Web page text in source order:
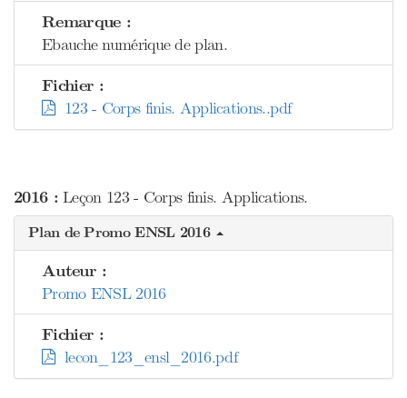
Remarque :
Ebauche numérique de plan.
Fichier :
123 - Corps finis. Applications..pdf
2016 :Leçon 123 - Corps finis. Applications.
Plan de Promo ENSL 2016
Auteur :
Promo ENSL 2016
Fichier :
lecon_123_ensl_2016.pdf